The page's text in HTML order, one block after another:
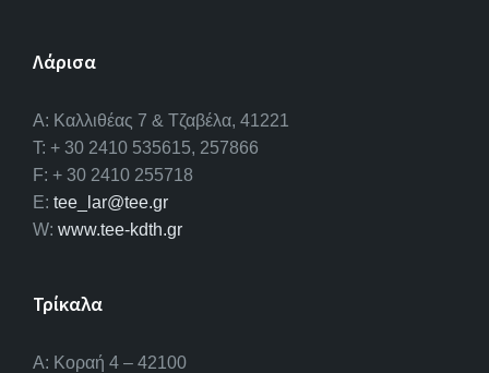
Λάρισα
A: Καλλιθέας 7 & Τζαβέλα, 41221
T: + 30 2410 535615, 257866
F: + 30 2410 255718
E: tee_lar@tee.gr
W: www.tee-kdth.gr
Τρίκαλα
Α: Κοραή 4 – 42100